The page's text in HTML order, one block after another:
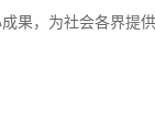
果，为社会各界提